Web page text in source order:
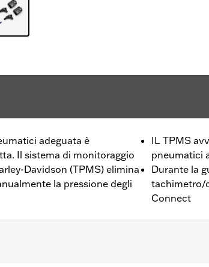
adeguata è
Il sistema di monitoraggio
Davidson (TPMS) elimina
la pressione degli
IL TPMS
pneumatici
Durante la
tachimetro/
Connect